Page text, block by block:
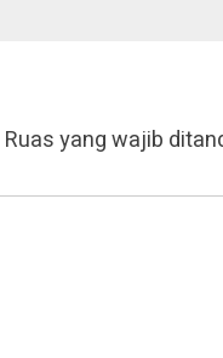
Ruas yang wajib